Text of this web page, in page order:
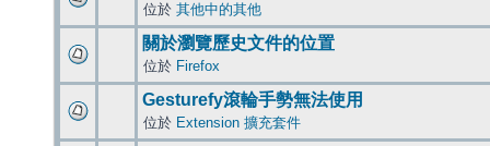
位於 其他中的其他
關於瀏覽歷史文件的位置
位於 Firefox
Gesturefy滾輪手勢無法使用
位於 Extension 擴充套件